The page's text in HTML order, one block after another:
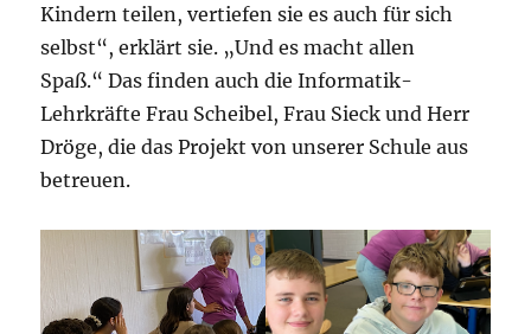
Kindern teilen, vertiefen sie es auch für sich
selbst“, erklärt sie. „Und es macht allen
Spaß.“ Das finden auch die Informatik-
Lehrkräfte Frau Scheibel, Frau Sieck und Herr
Dröge, die das Projekt von unserer Schule aus
betreuen.